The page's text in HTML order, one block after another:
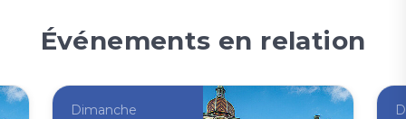
Événements en relation
Dimanche